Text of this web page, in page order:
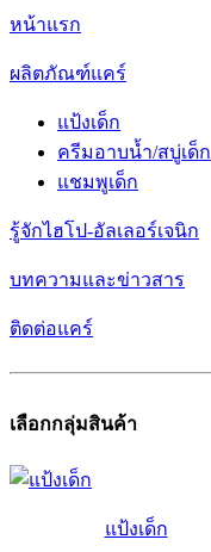
หน้าแรก
ผลิตภัณฑ์แคร์
แป้งเด็ก
ครีมอาบน้ำ/สบู่เด็ก
แชมพูเด็ก
รู้จักไฮโป-อัลเลอร์เจนิก
บทความและข่าวสาร
ติดต่อแคร์
เลือกกลุ่มสินค้า
แป้งเด็ก